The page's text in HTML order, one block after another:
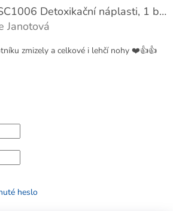
KINOKI SC1006 Detoxikační náplasti, 1 balení - 10 ks
je 4 z 5 hvězdiček.
Janotová
zmizely a celkové i lehčí nohy ❤️👍👍
heslo